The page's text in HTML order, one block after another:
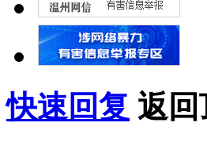
快速回复 返